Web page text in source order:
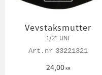
Vevstaksmutter
1/2" UNF
33221321
24,00KR